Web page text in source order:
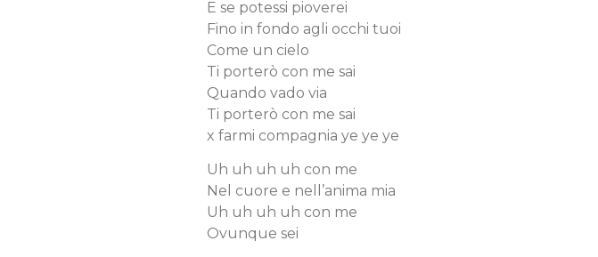
E se potessi pioverei
Fino in fondo agli occhi tuoi
Come un cielo
Ti porterò con me sai
Quando vado via
Ti porterò con me sai
x farmi compagnia ye ye ye
Uh uh uh uh con me
Nel cuore e nell’anima mia
Uh uh uh uh con me
Ovunque sei